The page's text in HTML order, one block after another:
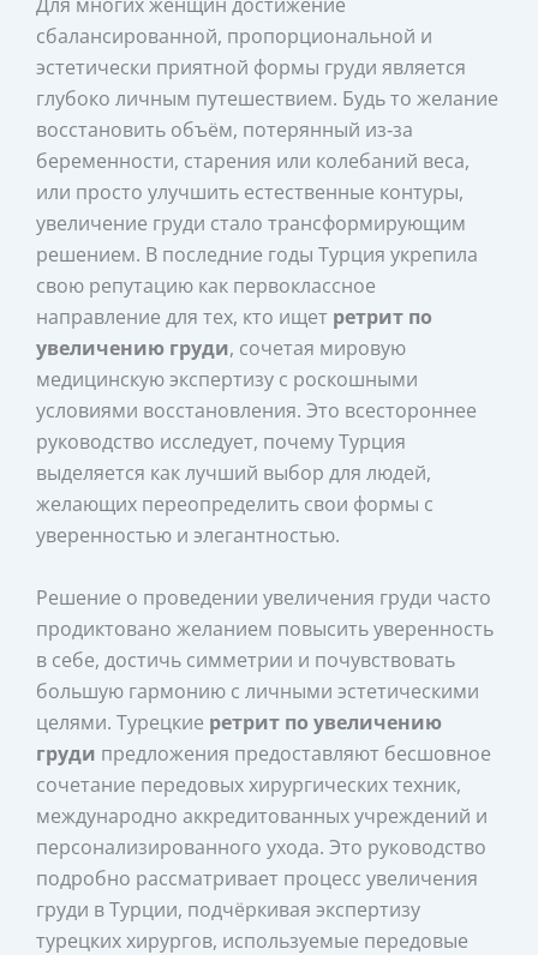
сбалансированной, пропорциональной и
эстетически приятной формы груди является
глубоко личным путешествием. Будь то желание
восстановить объём, потерянный из‑за
беременности, старения или колебаний веса,
или просто улучшить естественные контуры,
увеличение груди стало трансформирующим
решением. В последние годы Турция укрепила
свою репутацию как первоклассное
направление для тех, кто ищет ретрит по
увеличению груди, сочетая мировую
медицинскую экспертизу с роскошными
условиями восстановления. Это всестороннее
руководство исследует, почему Турция
выделяется как лучший выбор для людей,
желающих переопределить свои формы с
уверенностью и элегантностью.
Решение о проведении увеличения груди часто
продиктовано желанием повысить уверенность
в себе, достичь симметрии и почувствовать
большую гармонию с личными эстетическими
целями. Турецкие ретрит по увеличению
груди предложения предоставляют бесшовное
сочетание передовых хирургических техник,
международно аккредитованных учреждений и
персонализированного ухода. Это руководство
подробно рассматривает процесс увеличения
груди в Турции, подчёркивая экспертизу
турецких хирургов, используемые передовые